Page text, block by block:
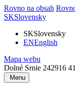
Rovno na obsah
SKSlovensky
SKSlovensky
ENEnglish
Mapa webu
Dolné Srnie 242916 41
Menu